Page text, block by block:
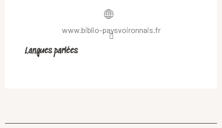
www.biblio-paysvoironnais.fr
Langues parlées
Langues parlées